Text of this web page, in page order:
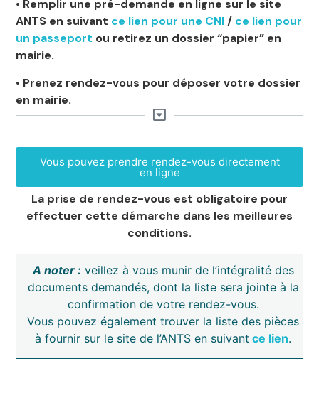
• Remplir une pré-demande en ligne sur le site
ANTS en suivant ce lien pour une CNI/ ce lien pour
un passeport ou retirez un dossier “papier” en
mairie.
• Prenez rendez-vous pour déposer votre dossier
en mairie.
Vous pouvez prendre rendez-vous directement
en ligne
La prise de rendez-vous est obligatoire pour
effectuer cette démarche dans les meilleures
conditions.
A noter :veillez à vous munir de l’intégralité des
documents demandés, dont la liste sera jointe à la
confirmation de votre rendez-vous.
Vous pouvez également trouver la liste des pièces
à fournir sur le site de l’ANTS en suivant ce lien.